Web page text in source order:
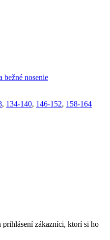
bežné nosenie
, 134-140, 146-152, 158-164
zákazníci, ktorí si ho